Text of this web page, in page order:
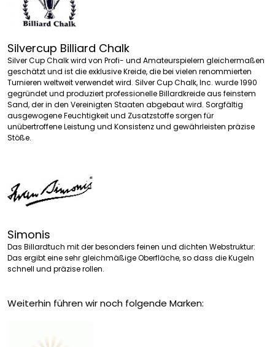
Silvercup Billiard Chalk
Silver Cup Chalk wird von Profi- und Amateurspielern gleichermaßen
geschätzt und ist die exklusive Kreide, die bei vielen renommierten
Turnieren weltweit verwendet wird. Silver Cup Chalk, Inc. wurde 1990
gegründet und produziert professionelle Billardkreide aus feinstem
Sand, der in den Vereinigten Staaten abgebaut wird. Sorgfältig
ausgewogene Feuchtigkeit und Zusatzstoffe sorgen für
unübertroffene Leistung und Konsistenz und gewährleisten präzise
Stöße.
Simonis
Das Billardtuch mit der besonders feinen und dichten Webstruktur:
Das ergibt eine sehr gleichmäßige Oberfläche, so dass die Kugeln
schnell und präzise rollen.
Weiterhin führen wir noch folgende Marken: